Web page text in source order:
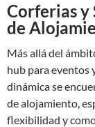
Corferias y
de
Más allá del
hub para eventos
dinámica se
de alojamiento,
flexibilidad y